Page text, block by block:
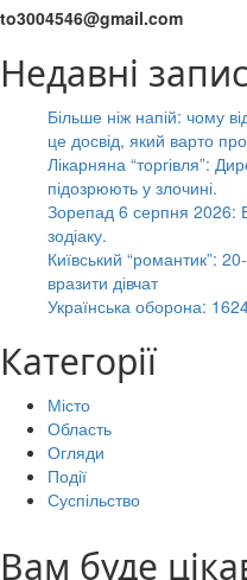
to3004546@gmail.com
Недавні
Більше ніж напій: чому
це досвід, який варто
Лікарняна “торгівля”:
підозрюють у злочині.
Зорепад 6 серпня 2026:
зодіаку.
Київський “романтик”:
вразити дівчат
Українська оборона:
Категорії
Місто
Область
Огляди
Події
Суспільство
Вам буде